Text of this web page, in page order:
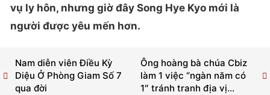
vụ ly hôn, nhưng giờ đây Song Hye Kyo mới là
người được yêu mến hơn.
Ông hoàng bà chúa Cbiz
làm 1 việc “ngàn năm có
1″ tránh tranh địa vị...
Nam diễn viên Điều Kỳ
Diệu Ở Phòng Giam Số 7
qua đời